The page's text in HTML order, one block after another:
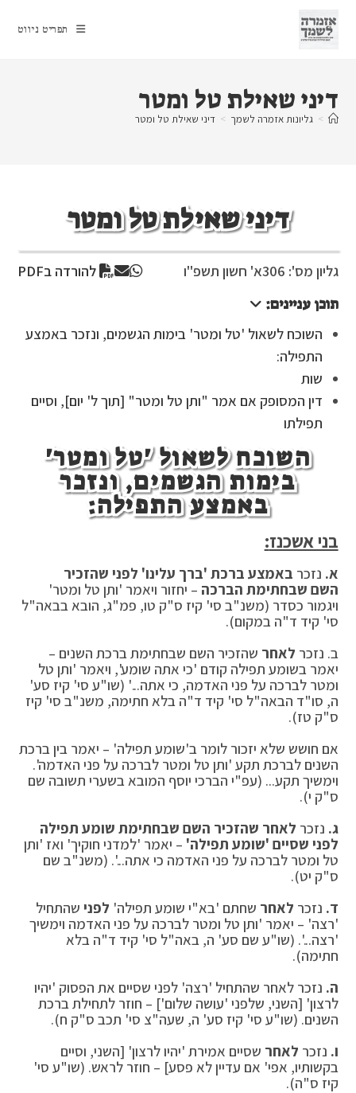
content
תפריט ניווט
דיני שאילת טל ומטר
> גליונות אזמרה לשמך > דיני שאילת טל ומטר
דיני שאילת טל ומטר
גליון מס': 306 א' חשון תשפ"ו
להורדה בPDF
תוכן עניינים:
השוכח לשאול 'טל ומטר' בימות הגשמים, ונזכר באמצע
התפילה:
שות
דין המסופק אם אמר "ותן טל ומטר" [תוך ל' יום], וסיים
תפילתו
השוכח לשאול 'טל ומטר'
בימות הגשמים, ונזכר
באמצע התפילה:
בני אשכנז:
א. נזכר באמצע ברכת 'ברך עלינו' לפני שהזכיר
השם שבחתימת הברכה – יחזור ויאמר 'ותן טל ומטר'
ויגמור כסדר (משנ"ב סי' קיז ס"ק טו, פמ"ג, הובא בבאה"ל
סי' קיד ד"ה במקום).
ב. נזכר לאחר שהזכיר השם שבחתימת ברכת השנים –
יאמר בשומע תפילה קודם 'כי אתה שומע', ויאמר 'ותן טל
ומטר לברכה על פני האדמה, כי אתה...' (שו"ע סי' קיז סע'
ה, סו"ד הבאה"ל סי' קיד ד"ה בלא חתימה, משנ"ב סי' קיז
ס"ק טז).
אם חושש שלא יזכור לומר ב'שומע תפילה' – יאמר בין ברכת
השנים לברכת תקע 'ותן טל ומטר לברכה על פני האדמה'.
וימשיך תקע... (עפ"י הברכי יוסף המובא בשערי תשובה שם
ס"ק י).
ג. נזכר לאחר שהזכיר השם שבחתימת שומע תפילה
לפני שסיים 'שומע תפילה' – יאמר 'למדני חוקיך' ואז 'ותן
טל ומטר לברכה על פני האדמה כי אתה...'. (משנ"ב שם
ס"ק יט).
ד. נזכר לאחר שחתם 'בא"י שומע תפילה' לפני שהתחיל
'רצה' – יאמר 'ותן טל ומטר לברכה על פני האדמה וימשיך
'רצה...'. (שו"ע שם סע' ה, באה"ל סי' קיד ד"ה בלא
חתימה).
ה. נזכר לאחר שהתחיל 'רצה' לפני שסיים את הפסוק 'יהיו
לרצון' [השני, שלפני 'עושה שלום'] – חוזר לתחילת ברכת
השנים. (שו"ע סי' קיז סע' ה, שעה"צ סי' תכב ס"ק ח).
ו. נזכר לאחר שסיים אמירת 'יהיו לרצון' [השני, וסיים
בקשותיו, אפי' אם עדיין לא פסע] – חוזר לראש. (שו"ע סי'
קיז ס"ה).